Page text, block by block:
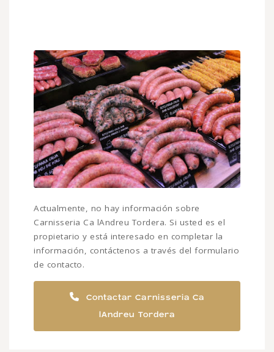
Actualmente, no hay información sobre
Carnisseria Ca lAndreu Tordera. Si usted es el
propietario y está interesado en completar la
información, contáctenos a través del formulario
de contacto.
Contactar Carnisseria Ca
lAndreu Tordera